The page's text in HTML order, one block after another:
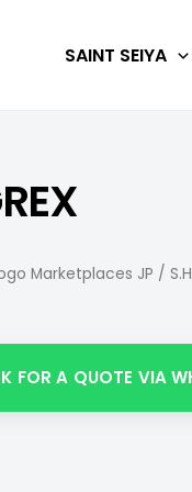
SAINT SEIYA
Marketplaces JP /
FOR A QUOTE VIA